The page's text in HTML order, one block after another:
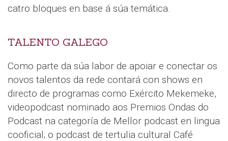
catro bloques en base á súa temática.
TALENTO GALEGO
Como parte da súa labor de apoiar e conectar os
novos talentos da rede contará con shows en
directo de programas como Exército Mekemeke,
videopodcast nominado aos Premios Ondas do
Podcast na categoría de Mellor podcast en lingua
cooficial; o podcast de tertulia cultural Café